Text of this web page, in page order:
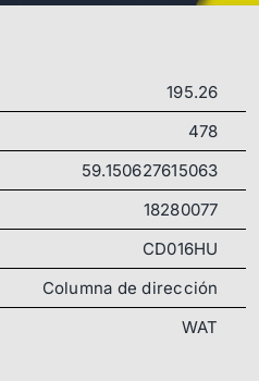
195.26
478
59.150627615063
18280077
CD016HU
Columna de dirección
WAT